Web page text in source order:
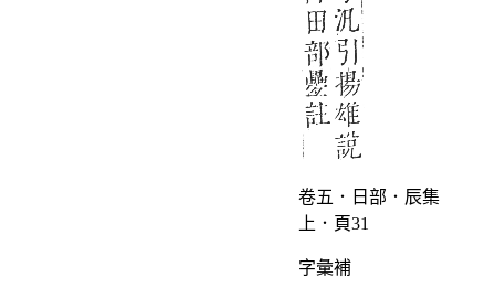
卷五．日部．辰集
上．頁31
字彙補